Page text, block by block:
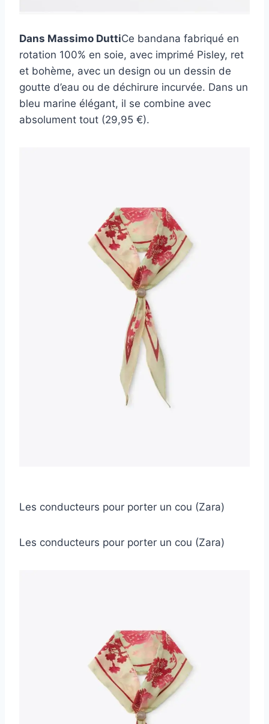
Dans Massimo DuttiCe bandana fabriqué en
rotation 100% en soie, avec imprimé Pisley, ret
et bohème, avec un design ou un dessin de
goutte d’eau ou de déchirure incurvée. Dans un
bleu marine élégant, il se combine avec
absolument tout (29,95 €).
Les conducteurs pour porter un cou (Zara)
Les conducteurs pour porter un cou (Zara)